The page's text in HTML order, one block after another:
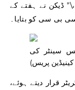
ڈیکن نے ہفتے کے
بی سی کو بتایا۔
آرٹس سینٹر کی
کینیڈین پریس)
قرار دیتے ہوئے،